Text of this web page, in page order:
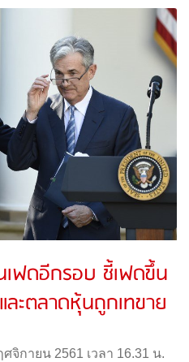
ฟดอีกรอบ ชี้เฟดขึ้น
ะตลาดหุ้นถูกเทขาย
จิกายน 2561 เวลา 16.31 น.